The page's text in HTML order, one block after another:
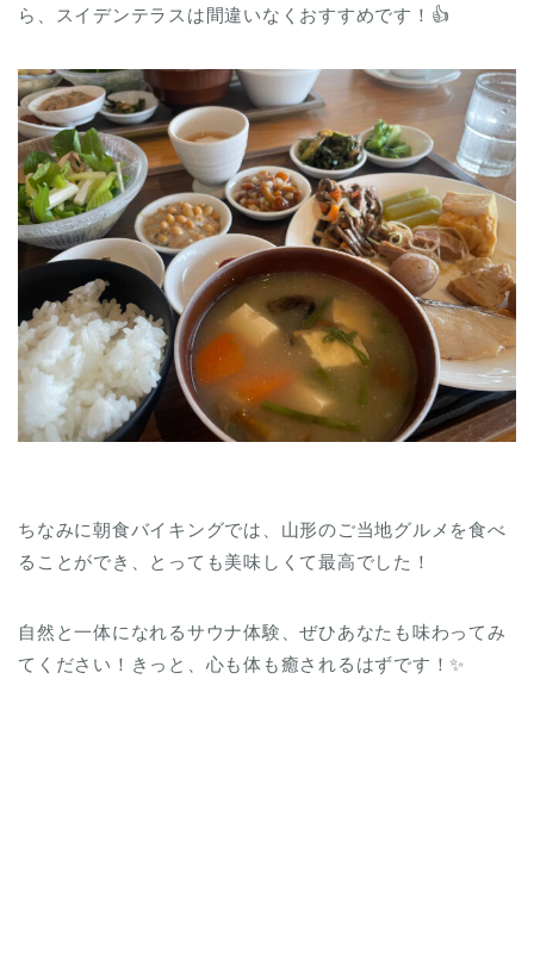
ら、スイデンテラスは間違いなくおすすめです！👍
ちなみに朝食バイキングでは、山形のご当地グルメを食べ
ることができ、とっても美味しくて最高でした！
自然と一体になれるサウナ体験、ぜひあなたも味わってみ
てください！きっと、心も体も癒されるはずです！✨